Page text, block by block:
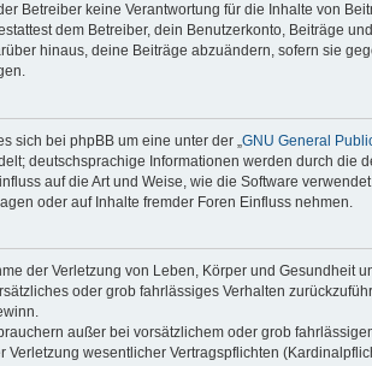
Betreiber keine Verantwortung für die Inhalte von
dem Betreiber, dein Benutzerkonto, Beiträge
hinaus, deine Beiträge abzuändern, sofern sie
sich bei phpBB um eine unter der „ GNU General
deutschsprachige Informationen werden durch die
auf die Art und Weise, wie die Software
oder auf Inhalte fremder Foren Einfluss nehmen.
der Verletzung von Leben, Körper und Gesundheit
oder grob fahrlässiges Verhalten
außer bei vorsätzlichem oder grob
Verletzung wesentlicher Vertragspflichten